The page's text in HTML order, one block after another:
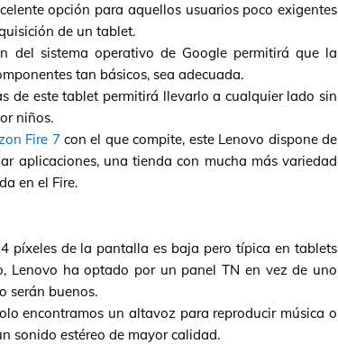
opción para aquellos usuarios poco exigentes
de un tablet.
del sistema operativo de Google permitirá que la
tan básicos, sea adecuada.
de este tablet permitirá llevarlo a cualquier lado sin
niños.
Fire 7 con el que compite, este Lenovo dispone de
aplicaciones, una tienda con mucha más variedad
en el Fire.
píxeles de la pantalla es baja pero típica en tablets
Lenovo ha optado por un panel TN en vez de uno
serán buenos.
encontramos un altavoz para reproducir música o
sonido estéreo de mayor calidad.